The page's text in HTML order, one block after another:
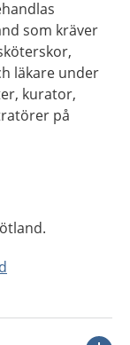
som kräver
läkare under
kurator,
på